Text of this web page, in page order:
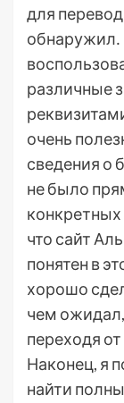
для
различные
очень
сведения о
не было
конкретных
что сайт
понятен в
хорошо
чем
переходя
Наконец, я
найти